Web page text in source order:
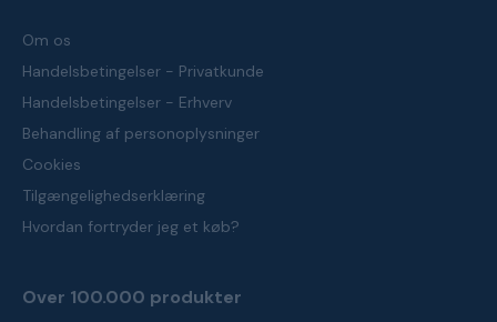
Om os
Handelsbetingelser - Privatkunde
Handelsbetingelser - Erhverv
Behandling af personoplysninger
Cookies
Tilgængelighedserklæring
Hvordan fortryder jeg et køb?
Over 100.000 produkter